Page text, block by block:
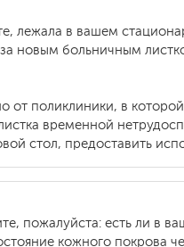
лежала в вашем
за новым больничным
от поликлиники, в
временной
стол, предоставить
пожалуйста: есть ли в
кожного покрова